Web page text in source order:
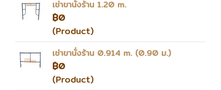
เช่าขานั่งร้าน 1.20 m.
฿0
(Product)
เช่าขานั่งร้าน 0.914 m. (0.90 ม.)
฿0
(Product)